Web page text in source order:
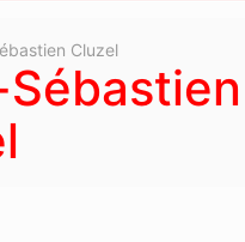
Cluzel